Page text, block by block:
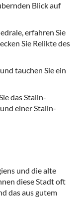
Blick auf
erfahren Sie
Sie Relikte des
tauchen Sie ein
das Stalin-
einer Stalin-
und die alte
diese Stadt oft
das aus gutem